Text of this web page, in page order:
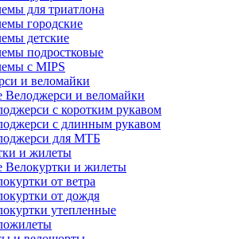
для триатлона
городские
детские
подростковые
с MIPS
и веломайки
Велоджерси и веломайки
с коротким рукавом
с длинным рукавом
для МТБ
и жилеты
Велокуртки и жилеты
от ветра
от дождя
утепленные